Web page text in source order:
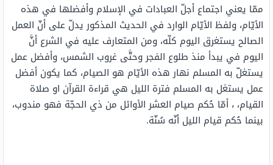
ممّا يعني اجتماع أجلّ العبادات في الإسلام وأفضلها في هذه
الأيّام، ولفظ الأيّام الوارد في الحديث المذكور يدلّ على أنّ العمل
الصالح يستغرق اليوم كلّه، ومن المتعارف عليه في الشرع أنَّ
اليوم في يبدأ منذ طلوع الفجر وحتَّى غروب الشمس، وأفضل عمل
يستغلّ به المسلم نهار هذه الأيّام هو الصيام، كما يكون أفضل
عمل يستغل به المسلم فترة الليل هي قراءة القرآن او صلاة
القيام، ، أمّا حُكم صيام العشر الأوائل من ذي الحجّة فهو مندوب،
بينما حُكم قيام الليل أنّه سُنّة.